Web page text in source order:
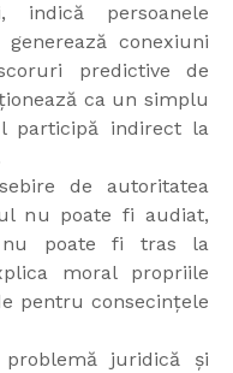
indică persoanele
conexiuni
predictive de
ca un simplu
participă indirect la
de autoritatea
nu poate fi audiat,
poate fi tras la
moral propriile
pentru consecințele
juridică și